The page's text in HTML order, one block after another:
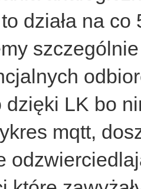
działa na
dzięki LK bo
mqtt,